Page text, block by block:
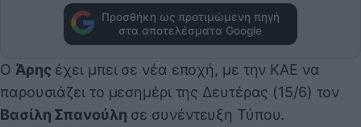
Προσθήκη ως προτιμώμενη πηγή
στα αποτελέσματα Google
Ο Άρης έχει μπει σε νέα εποχή, με την ΚΑΕ να
παρουσιάζει το μεσημέρι της Δευτέρας (15/6) τον
Βασίλη Σπανούλη σε συνέντευξη Τύπου.